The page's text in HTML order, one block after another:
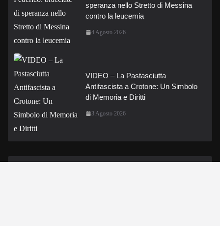
speranza nello Stretto di Messina
contro la leucemia
4 Agosto 2026
VIDEO – La Pastasciutta
Antifascista a Crotone: Un Simbolo
di Memoria e Diritti
3 Agosto 2026